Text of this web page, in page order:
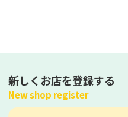
新しくお店を登録する
New shop register